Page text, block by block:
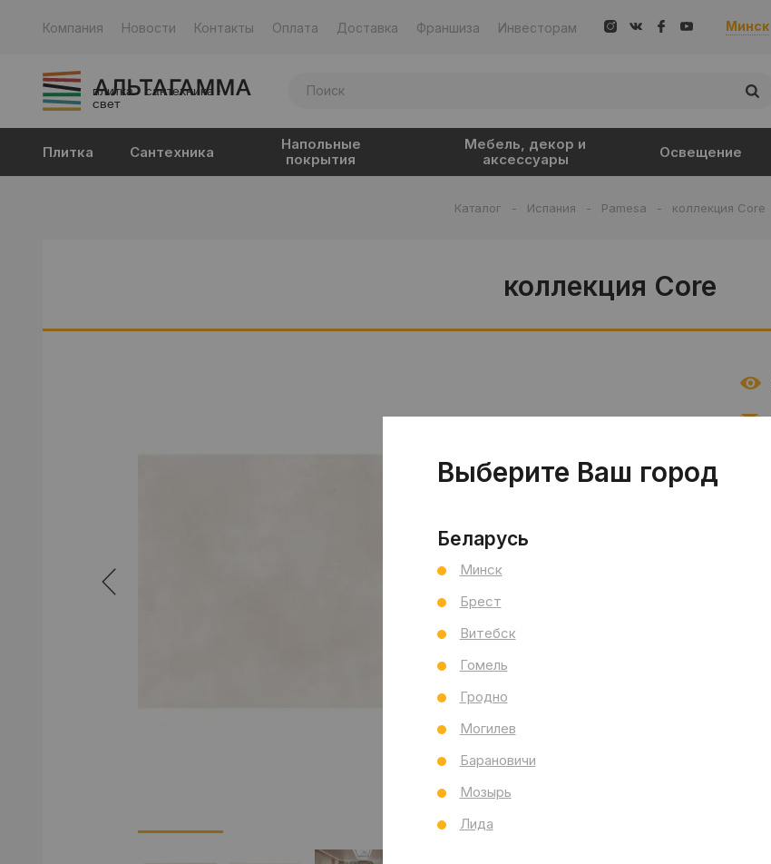
Компания Новости Контакты Оплата Доставка Франшиза Инвесторам Минск
плитка · сантехника ·
свет
Плитка Сантехника
Напольные
покрытия
Мебель, декор и
аксессуары
Освещение
Каталог - Испания - Pamesa - коллекция Core
коллекция Core
Выберите Ваш город
Беларусь
Минск
Брест
Витебск
Гомель
Гродно
Могилев
Барановичи
Мозырь
Лида